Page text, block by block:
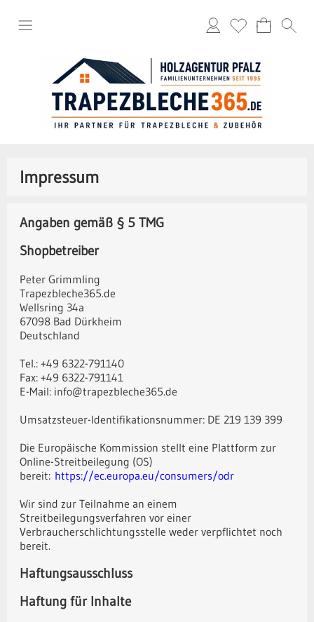
Impressum
Angaben gemäß § 5 TMG
Shopbetreiber
Peter Grimmling
Trapezbleche365.de
Wellsring 34a
67098 Bad Dürkheim
Deutschland
Tel.: +49 6322-791140
Fax: +49 6322-791141
E-Mail: info@trapezbleche365.de
Umsatzsteuer-Identifikationsnummer: DE 219 139 399
Die Europäische Kommission stellt eine Plattform zur
Online-Streitbeilegung (OS)
bereit: https://ec.europa.eu/consumers/odr
Wir sind zur Teilnahme an einem
Streitbeilegungsverfahren vor einer
Verbraucherschlichtungsstelle weder verpflichtet noch
bereit.
Haftungsausschluss
Haftung für Inhalte